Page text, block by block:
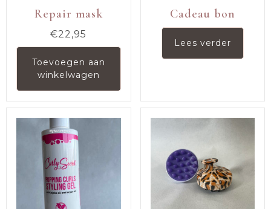
Repair mask
€22,95
Toevoegen aan
winkelwagen
Cadeau bon
Lees verder